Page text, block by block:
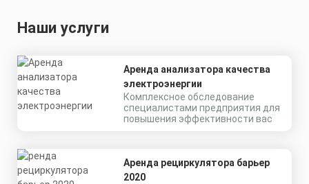
Наши услуги
Аренда анализатора качества
электроэнергии
Комплексное обследование
специалистами предприятия для
повышения эффективности вас
Аренда рециркулятора барьер
2020